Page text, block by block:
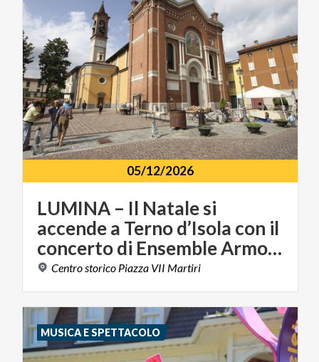
05/12/2026
LUMINA – Il Natale si
accende a Terno d’Isola con il
concerto di Ensemble Armonie
Centrostorico Piazza VII Martiri
MUSICA E SPETTACOLO